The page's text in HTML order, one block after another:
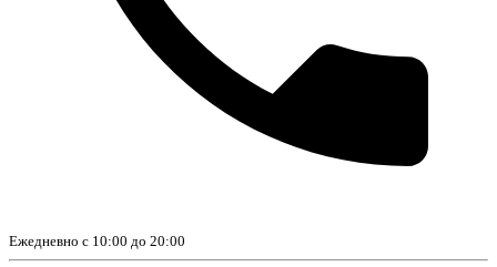
Ежедневно с 10:00 до 20:00